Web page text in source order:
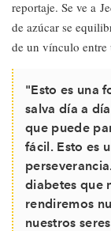
reportaje. Se ve a
de azúcar se
de un vínculo
"Esto es una
salva día a
que puede
fácil. Esto es
diabetes que
rendiremos
nuestros